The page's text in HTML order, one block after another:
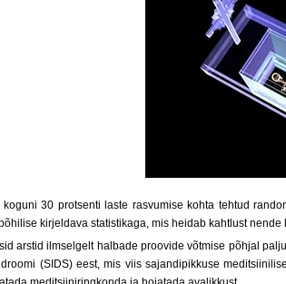
30 protsenti laste rasvumise kohta tehtud
kirjeldava statistikaga, mis heidab kahtlust
arstid ilmselgelt halbade proovide võtmise põhjal
(SIDS) eest, mis viis sajandipikkuse